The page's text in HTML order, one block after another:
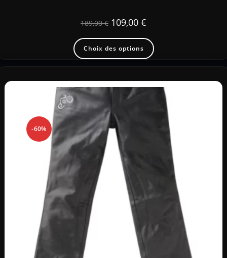
189,00€ 109,00 €
Choix des options
-60%